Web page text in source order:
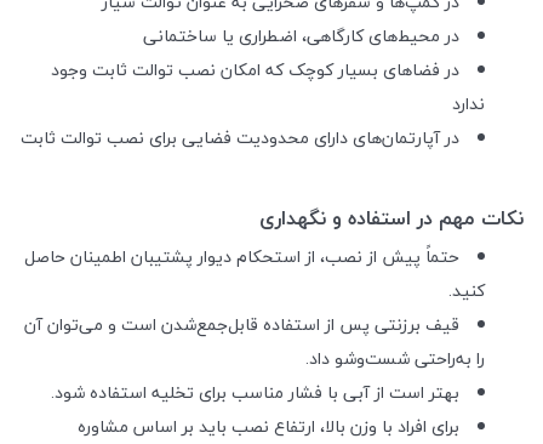
در محیط‌های کارگاهی، اضطراری یا ساختمانی
در فضاهای بسیار کوچک که امکان نصب توالت ثابت وجود
ندارد
در آپارتمان‌های دارای محدودیت فضایی برای نصب توالت ثابت
نکات مهم در استفاده و نگهداری
حتماً پیش از نصب، از استحکام دیوار پشتیبان اطمینان حاصل
کنید.
قیف برزنتی پس از استفاده قابل‌جمع‌شدن است و می‌توان آن
را به‌راحتی شست‌وشو داد.
بهتر است از آبی با فشار مناسب برای تخلیه استفاده شود.
برای افراد با وزن بالا، ارتفاع نصب باید بر اساس مشاوره